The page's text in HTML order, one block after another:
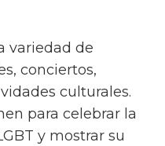
variedad de
conciertos,
culturales.
para celebrar la
y mostrar su